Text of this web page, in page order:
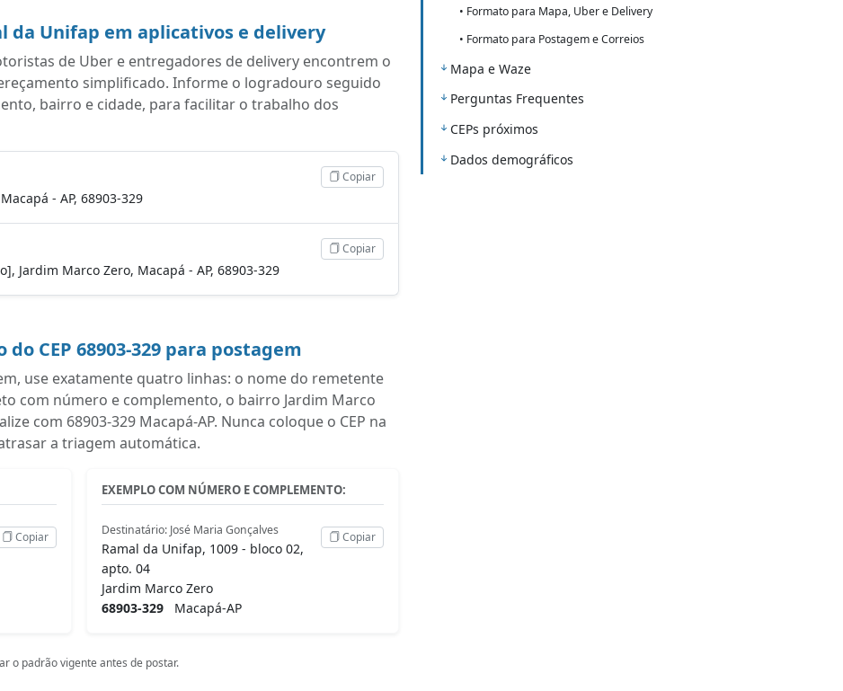
da Unifap em aplicativos e delivery
de Uber e entregadores de delivery encontrem o
simplificado. Informe o logradouro seguido
bairro e cidade, para facilitar o trabalho dos
- AP, 68903-329
Copiar
Jardim Marco Zero, Macapá - AP, 68903-329
Copiar
CEP 68903-329 para postagem
use exatamente quatro linhas: o nome do remetente
com número e complemento, o bairro Jardim Marco
com 68903-329 Macapá-AP. Nunca coloque o CEP na
a triagem automática.
Copiar
EXEMPLO COM NÚMERO E COMPLEMENTO:
Destinatário: José Maria Gonçalves
Ramal da Unifap, 1009 - bloco 02,
apto. 04
Jardim Marco Zero
68903-329 Macapá-AP
Copiar
o padrão vigente antes de postar.
• Formato para Mapa, Uber e Delivery
• Formato para Postagem e Correios
Mapa e Waze
Perguntas Frequentes
CEPs próximos
Dados demográficos